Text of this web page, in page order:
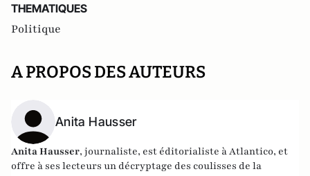
THEMATIQUES
Politique
A PROPOS DES AUTEURS
Anita Hausser
Anita Hausser, journaliste, est éditorialiste à Atlantico, et
offre à ses lecteurs un décryptage des coulisses de la